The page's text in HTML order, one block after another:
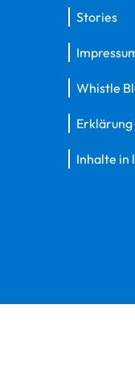
Stories
Whistle
Inhalte in